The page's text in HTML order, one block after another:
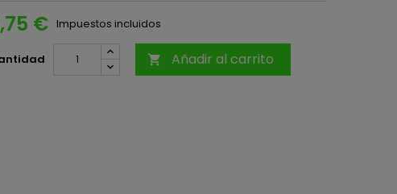
€ Impuestos incluidos
 Añadir al carrito